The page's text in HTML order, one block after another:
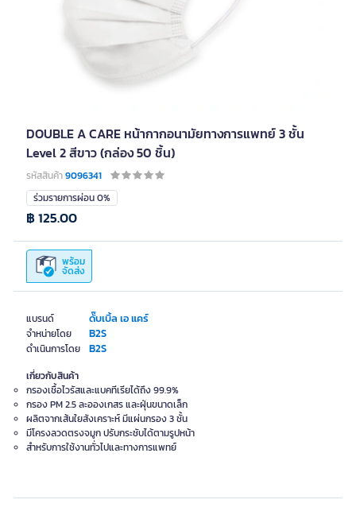
DOUBLE A CARE หน้ากากอนามัยทางการแพทย์ 3 ชั้น
Level 2 สีขาว (กล่อง 50 ชิ้น)
รหัสสินค้า9096341
แบรนด์ ดั๊บเบิ้ล เอ แคร์
จำหน่ายโดย B2S
ดำเนินการโดย B2S
ร่วมรายการผ่อน 0%
พร้อม
จัดส่ง
฿ 125.00
เกี่ยวกับสินค้า
กรองเชื้อไวรัสและแบคทีเรียได้ถึง 99.9%
กรอง PM 2.5 ละอองเกสร และฝุ่นขนาดเล็ก
ผลิตจากเส้นใยสังเคราะห์ มีแผ่นกรอง 3 ชั้น
มีโครงลวดตรงจมูก ปรับกระชับได้ตามรูปหน้า
สำหรับการใช้งานทั่วไปและทางการแพทย์